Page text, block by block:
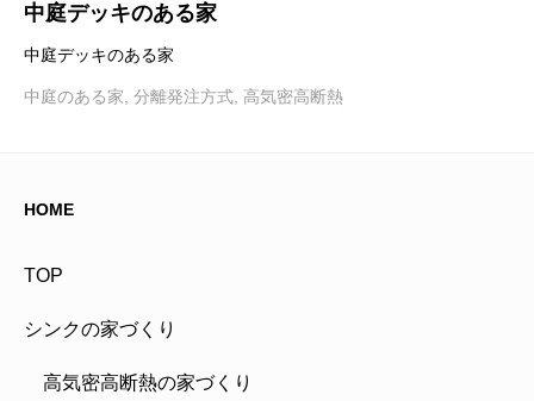
中庭デッキのある家
中庭デッキのある家
中庭のある家 分離発注方式 高気密高断熱
HOME
TOP
シンクの家づくり
高気密高断熱の家づくり